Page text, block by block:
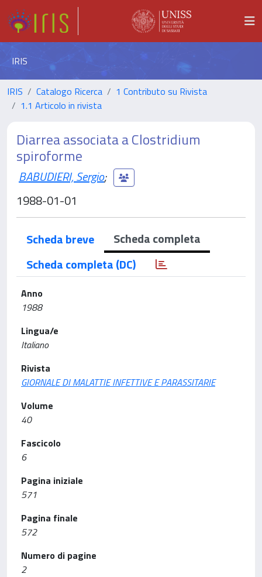
IRIS
IRIS Catalogo Ricerca
1 Contributo su Rivista
1.1 Articolo in rivista
Diarrea associata a Clostridium
spiroforme
BABUDIERI, Sergio;
1988-01-01
Scheda breve
Scheda completa
Scheda completa (DC)
Anno
1988
Lingua/e
Italiano
Rivista
GIORNALE DI MALATTIE INFETTIVE E PARASSITARIE
Volume
40
Fascicolo
6
Pagina iniziale
571
Pagina finale
572
Numero di pagine
2